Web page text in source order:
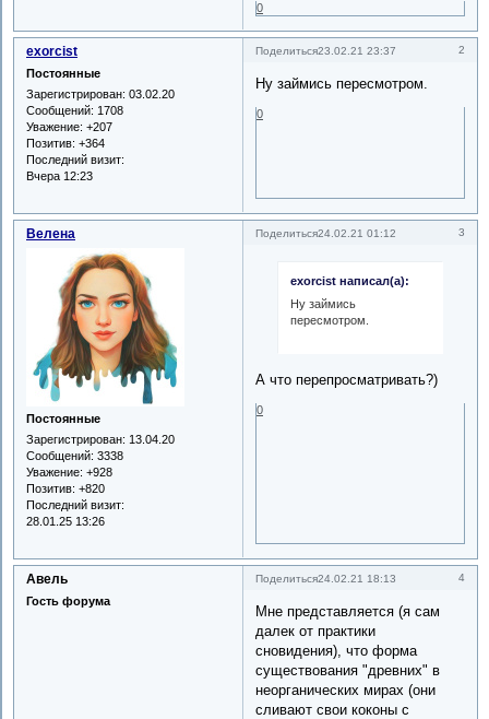
0
Поделиться 2
23.02.21 23:37
exorcist
Постоянные
Зарегистрирован: 03.02.20
Сообщений: 1708
Уважение: +207
Позитив: +364
Последний визит:
Вчера 12:23
Ну займись пересмотром.
0
Поделиться 3
24.02.21 01:12
Велена
Постоянные
Зарегистрирован: 13.04.20
Сообщений: 3338
Уважение: +928
Позитив: +820
Последний визит:
28.01.25 13:26
exorcist написал(а):
Ну займись
пересмотром.
А что перепросматривать?)
0
Поделиться 4
24.02.21 18:13
Авель
Гость форума
Мне представляется (я сам
далек от практики
сновидения), что форма
существования "древних" в
неорганических мирах (они
сливают свои коконы с